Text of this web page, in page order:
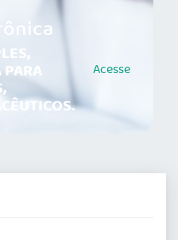
Acesse